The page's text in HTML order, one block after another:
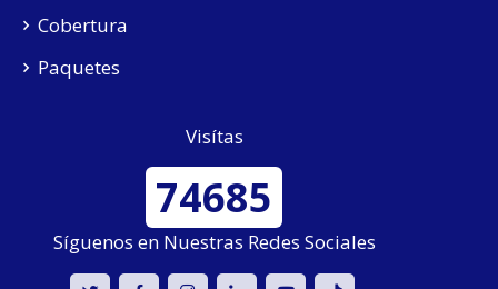
Cobertura
Paquetes
Visítas
74685
Síguenos en Nuestras Redes Sociales